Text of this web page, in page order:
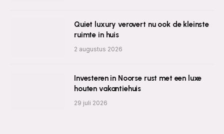
Quiet luxury verovert nu ook de kleinste
ruimte in huis
2 augustus 2026
Investeren in Noorse rust met een luxe
houten vakantiehuis
29 juli 2026